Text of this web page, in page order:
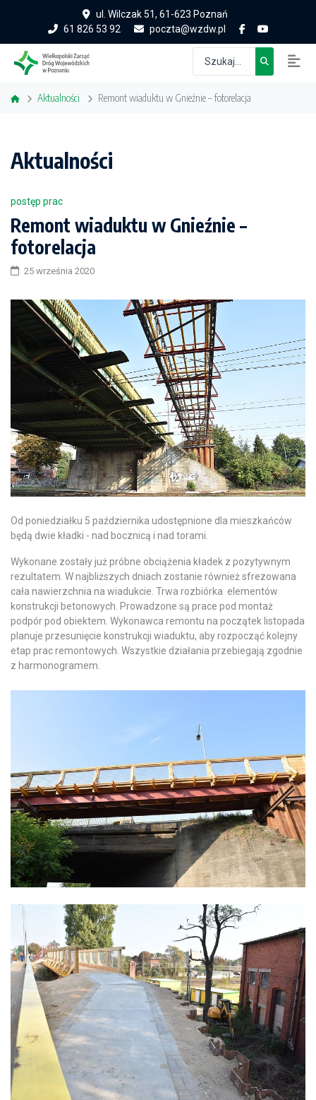
ul. Wilczak 51, 61-623 Poznań
61 826 53 92
poczta@wzdw.pl
Aktualności Remont wiaduktu w Gnieźnie – fotorelacja
Aktualności
postęp prac
Remont wiaduktu w Gnieźnie –
fotorelacja
25 września 2020
Od poniedziałku 5 października udostępnione dla mieszkańców
będą dwie kładki - nad bocznicą i nad torami.
Wykonane zostały już próbne obciążenia kładek z pozytywnym
rezultatem. W najbliższych dniach zostanie również sfrezowana
cała nawierzchnia na wiadukcie. Trwa rozbiórka elementów
konstrukcji betonowych. Prowadzone są prace pod montaż
podpór pod obiektem. Wykonawca remontu na początek listopada
planuje przesunięcie konstrukcji wiaduktu, aby rozpocząć kolejny
etap prac remontowych. Wszystkie działania przebiegają zgodnie
z harmonogramem.